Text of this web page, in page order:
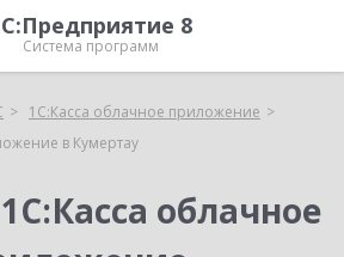
8
Система программ
1С:Касса облачное приложение
в Кумертау
облачное